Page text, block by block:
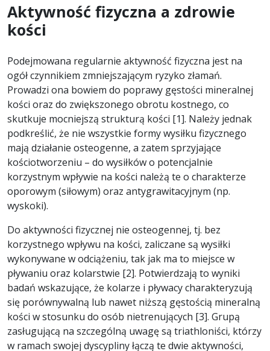
Aktywność fizyczna a zdrowie
kości
Podejmowana regularnie aktywność fizyczna jest na
ogół czynnikiem zmniejszającym ryzyko złamań.
Prowadzi ona bowiem do poprawy gęstości mineralnej
kości oraz do zwiększonego obrotu kostnego, co
skutkuje mocniejszą strukturą kości [1]. Należy jednak
podkreślić, że nie wszystkie formy wysiłku fizycznego
mają działanie osteogenne, a zatem sprzyjające
kościotworzeniu – do wysiłków o potencjalnie
korzystnym wpływie na kości należą te o charakterze
oporowym (siłowym) oraz antygrawitacyjnym (np.
wyskoki).
Do aktywności fizycznej nie osteogennej, tj. bez
korzystnego wpływu na kości, zaliczane są wysiłki
wykonywane w odciążeniu, tak jak ma to miejsce w
pływaniu oraz kolarstwie [2]. Potwierdzają to wyniki
badań wskazujące, że kolarze i pływacy charakteryzują
się porównywalną lub nawet niższą gęstością mineralną
kości w stosunku do osób nietrenujących [3]. Grupą
zasługującą na szczególną uwagę są triathloniści, którzy
w ramach swojej dyscypliny łączą te dwie aktywności,